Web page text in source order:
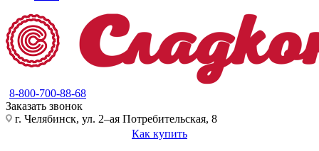
8-800-700-88-68
Заказать звонок
г. Челябинск, ул. 2–ая Потребительская, 8
Как купить